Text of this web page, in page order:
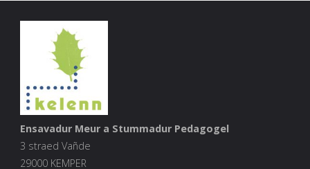
Ensavadur Meur a Stummadur Pedagogel
3 straed Vañde
29000 KEMPER